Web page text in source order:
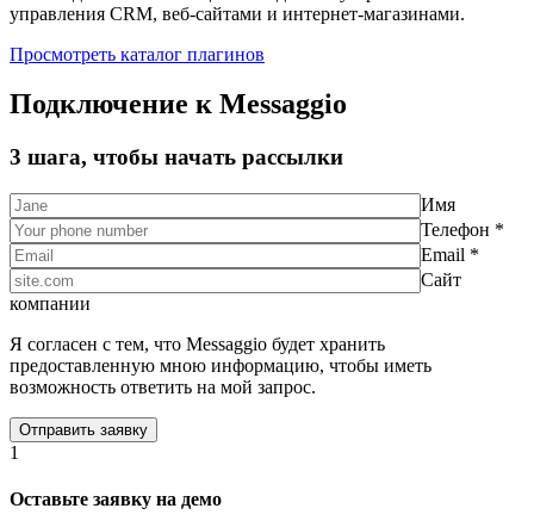
управления CRM, веб-сайтами и интернет-магазинами.
Просмотреть каталог плагинов
Подключение к Messaggio
3 шага, чтобы начать рассылки
Имя
Телефон *
Email *
Сайт
компании
Я согласен с тем, что Messaggio будет хранить
предоставленную мною информацию, чтобы иметь
возможность ответить на мой запрос.
1
Оставьте заявку на демо